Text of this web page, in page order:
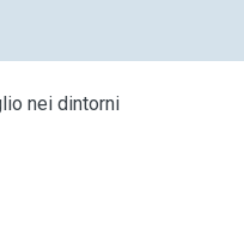
nei dintorni